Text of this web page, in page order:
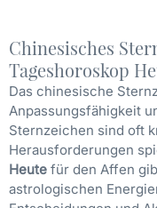
Chinesisches
Tageshoroskop
Das chinesische
Anpassungsfähigkeit
Sternzeichen sind oft
Herausforderungen
Heute für den Affen
astrologischen